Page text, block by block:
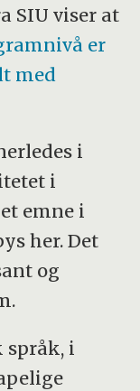
SIU viser at
er
med
i
i
emne i
her. Det
og
språk, i